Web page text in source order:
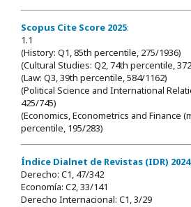
Scopus Cite Score 2025:
1.1
(History: Q1, 85th percentile, 275/1936)
(Cultural Studies: Q2, 74th percentile,
(Law: Q3, 39th percentile, 584/1162)
(Political Science and International
425/745)
(Economics, Econometrics and Finance
percentile, 195/283)
Índice Dialnet de Revistas (IDR) 2024:
Derecho: C1, 47/342
Economía: C2, 33/141
Derecho Internacional: C1, 3/29